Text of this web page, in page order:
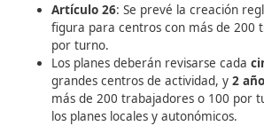
¿Qué exige la
cómo afecta a
Artículo 25: Los grandes
aprobar unPlan de